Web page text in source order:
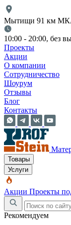
Мытищи 91 км
10:00 - 20:00, без
Проекты
Акции
О компании
Сотрудничество
Шоурум
Отзывы
Блог
Контакты
Товары
Услуги
Акции Проекты
Рекомендуем